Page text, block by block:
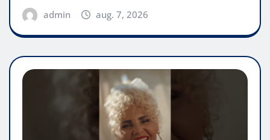
admin aug. 7, 2026